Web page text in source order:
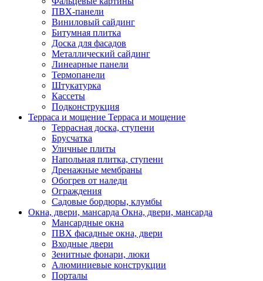
ПВХ-панели
Виниловый сайдинг
Битумная плитка
Доска для фасадов
Металлический сайдинг
Линеарные панели
Термопанели
Штукатурка
Кассеты
Подконструкция
Терраса и мощение Терраса и мощение
Террасная доска, ступени
Брусчатка
Уличные плиты
Напольная плитка, ступени
Дренажные мембраны
Обогрев от наледи
Ограждения
Садовые бордюры, клумбы
Окна, двери, мансарда Окна, двери, мансарда
Мансардные окна
ПВХ фасадные окна, двери
Входные двери
Зенитные фонари, люки
Алюминиевые конструкции
Порталы